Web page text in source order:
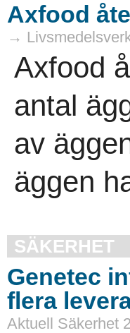
Axfood
→
Axfood
antal
av
äggen
SÄKERHET
Genetec
flera
Aktuell Säkerhet